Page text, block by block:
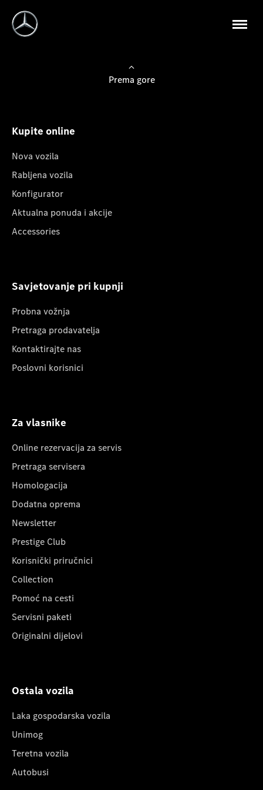
Prema gore
Kupite online
Nova vozila
Rabljena vozila
Konfigurator
Aktualna ponuda i akcije
Accessories
Savjetovanje pri kupnji
Probna vožnja
Pretraga prodavatelja
Kontaktirajte nas
Poslovni korisnici
Za vlasnike
Online rezervacija za servis
Pretraga servisera
Homologacija
Dodatna oprema
Newsletter
Prestige Club
Korisnički priručnici
Collection
Pomoć na cesti
Servisni paketi
Originalni dijelovi
Ostala vozila
Laka gospodarska vozila
Unimog
Teretna vozila
Autobusi